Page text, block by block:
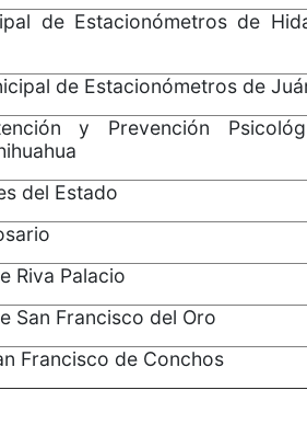
de Estacionómetros de
de Estacionómetros de
y Prevención
del Estado
Riva Palacio
San Francisco del Oro
Francisco de Conchos